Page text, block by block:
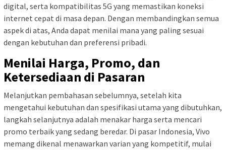
digital, serta kompatibilitas 5G yang memastikan koneksi
internet cepat di masa depan. Dengan membandingkan semua
aspek di atas, Anda dapat menilai mana yang paling sesuai
dengan kebutuhan dan preferensi pribadi.
Menilai Harga, Promo, dan
Ketersediaan di Pasaran
Melanjutkan pembahasan sebelumnya, setelah kita
mengetahui kebutuhan dan spesifikasi utama yang dibutuhkan,
langkah selanjutnya adalah menakar harga serta mencari
promo terbaik yang sedang beredar. Di pasar Indonesia, Vivo
memang dikenal menawarkan varian yang kompetitif, mulai